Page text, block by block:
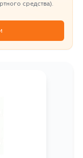
средства).